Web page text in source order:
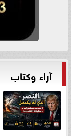
آراء وكتاب